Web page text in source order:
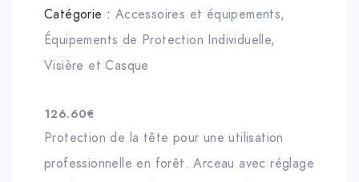
Catégorie : Accessoires et équipements,
Équipements de Protection Individuelle,
Visière et Casque
126.60€
Protection de la tête pour une utilisation
professionnelle en forêt. Arceau avec réglage